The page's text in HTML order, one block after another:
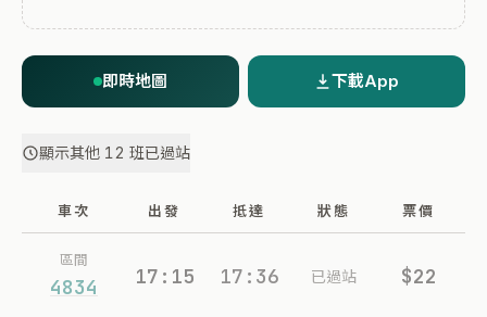
即時地圖 下載App
顯示其他 12 班已過站
車次 出發 抵達 狀態 票價
區間
4834 17:15 17:36 已過站 $22